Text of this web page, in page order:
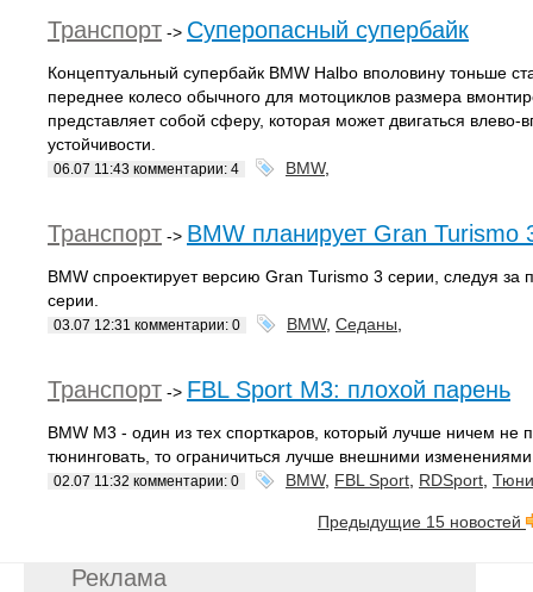
Транспорт -> Суперопасный супербайк
Концептуальный супербайк BMW Halbo вполовину тоньше
переднее колесо обычного для мотоциклов размера
представляет собой сферу, которая может двигаться влево-
устойчивости.
06.07 11:43 комментарии: 4 BMW,
Транспорт -> BMW планирует Gran Turismo
BMW спроектирует версию Gran Turismo 3 серии, следуя
серии.
03.07 12:31 комментарии: 0 BMW, Седаны
Транспорт -> FBL Sport M3: плохой парень
BMW M3 - один из тех спорткаров, который лучше ничем не
тюнинговать, то ограничиться лучше внешними
02.07 11:32 комментарии: 0 BMW, FBL Sport RDSport
Предыдущие 15 новостей
Реклама